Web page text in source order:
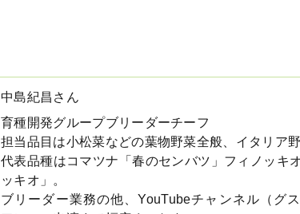
中島紀昌さん
育種開発グループブリーダーチーフ
担当品目は小松菜などの葉物野菜全般、イタリア野
代表品種はコマツナ「春のセンバツ」フィノッキ
ッキオ」。
ブリーダー業務の他、YouTubeチャンネル（グ